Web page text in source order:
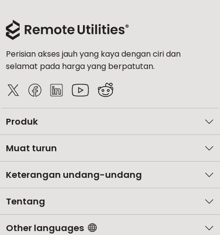
Perisian akses jauh yang kaya dengan ciri dan
selamat pada harga yang berpatutan.
Produk
Muat turun
Keterangan undang-undang
Tentang
Other languages